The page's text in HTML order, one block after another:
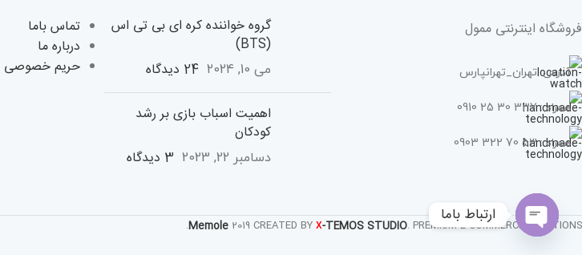
فروشگاه اینترنتی ممول
آدرس: تهران_تهرانپارس
همراه : 337 30 25 0910
همراه : 53 70 322 0903
گروه خواننده کره ای بی تی اس
(BTS)
می 10, 2024 24 دیدگاه
اهمیت اسباب بازی بر رشد
کودکان
دسامبر 22, 2023 3 دیدگاه
تماس باما
درباره ما
حریم خصوصی
Memole 2019 CREATED BY X-TEMOS STUDIO. PREMIUM E-COMMERCE SOLUTIONS.
ارتباط باما